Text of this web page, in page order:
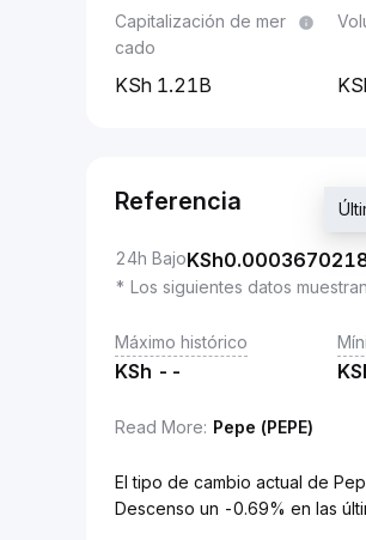
Capitalización de mer
cado
1.21B
Referencia
24h BajoKSh
* Los siguientes datos
Máximo histórico
KSh --
Read More: Pepe (PEPE)
El tipo de cambio actual de
Descenso un -0.69% en las